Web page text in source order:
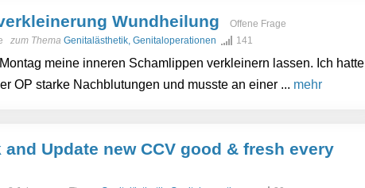
Wundheilung
Offene Frage
zum Thema Genitalästhetik, Genitaloperationen 141
meine inneren Schamlippen verkleinern lassen. Ich hatte
OP starke Nachblutungen und musste an einer ... mehr
Update new CCV good & fresh every